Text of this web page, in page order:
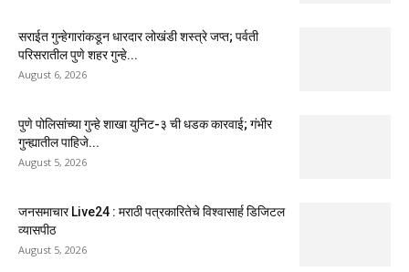
सराईत गुन्हेगारांकडून धारदार लोखंडी शस्त्रे जप्त; पर्वती
परिसरातील पुणे शहर गुन्हे...
August 6, 2026
पुणे पोलिसांच्या गुन्हे शाखा युनिट-३ ची धडक कारवाई; गंभीर
गुन्ह्यातील पाहिजे...
August 5, 2026
जनसमाचार Live24 : मराठी पत्रकारितेचे विश्वासार्ह डिजिटल
व्यासपीठ
August 5, 2026